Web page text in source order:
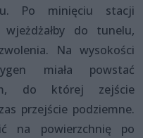
Po minięciu stacji
wjeżdżałby do tunelu,
Na wysokości
miała powstać
do której zejście
przejście podziemne.
na powierzchnię po